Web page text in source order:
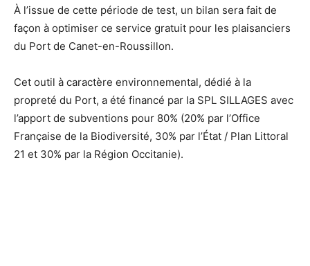
À l’issue de cette période de test, un bilan sera fait de
façon à optimiser ce service gratuit pour les plaisanciers
du Port de Canet-en-Roussillon.
Cet outil à caractère environnemental, dédié à la
propreté du Port, a été financé par la SPL SILLAGES avec
l’apport de subventions pour 80% (20% par l’Office
Française de la Biodiversité, 30% par l’État / Plan Littoral
21 et 30% par la Région Occitanie).